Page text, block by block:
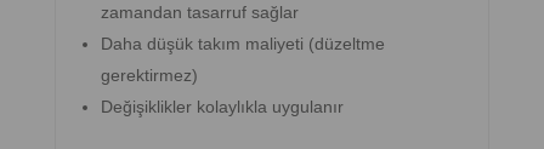
zamandan tasarruf sağlar
Daha düşük takım maliyeti (düzeltme
gerektirmez)
Değişiklikler kolaylıkla uygulanır